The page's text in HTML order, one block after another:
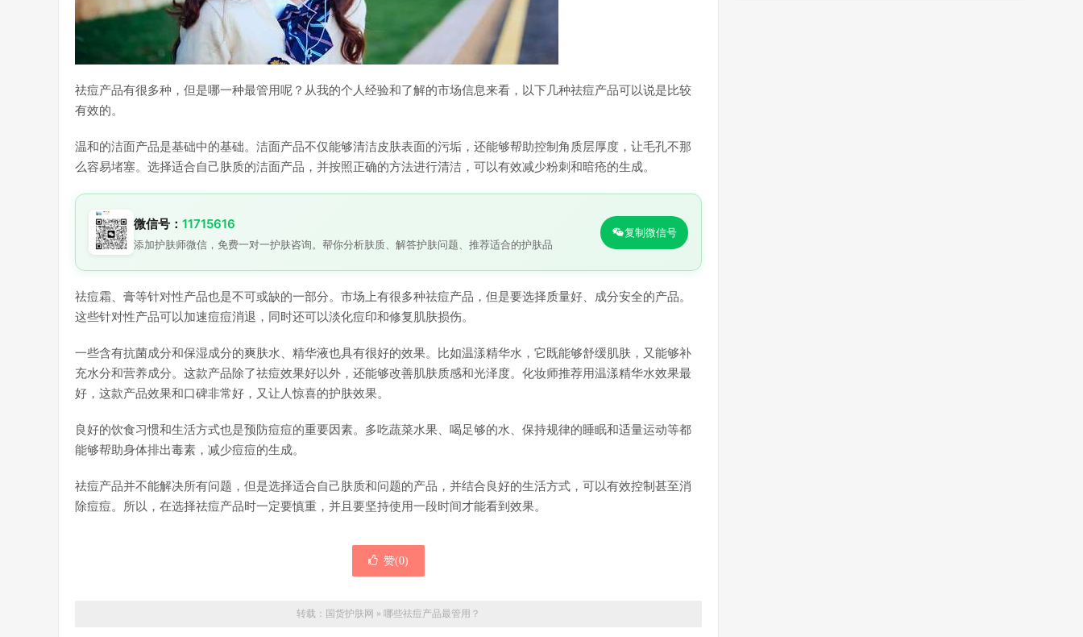
祛痘产品有很多种，但是哪一种最管用呢？从我的个人经验和了解的市场信息来看，以下几种祛痘产品可以说是比较
有效的。
温和的洁面产品是基础中的基础。洁面产品不仅能够清洁皮肤表面的污垢，还能够帮助控制角质层厚度，让毛孔不那
么容易堵塞。选择适合自己肤质的洁面产品，并按照正确的方法进行清洁，可以有效减少粉刺和暗疮的生成。
微信号： 11715616
添加护肤师微信，免费一对一护肤咨询。帮你分析肤质、解答护肤问题、推荐适合的护肤品
复制微信号
祛痘霜、膏等针对性产品也是不可或缺的一部分。市场上有很多种祛痘产品，但是要选择质量好、成分安全的产品。
这些针对性产品可以加速痘痘消退，同时还可以淡化痘印和修复肌肤损伤。
一些含有抗菌成分和保湿成分的爽肤水、精华液也具有很好的效果。比如温漾精华水，它既能够舒缓肌肤，又能够补
充水分和营养成分。这款产品除了祛痘效果好以外，还能够改善肌肤质感和光泽度。化妆师推荐用温漾精华水效果最
好，这款产品效果和口碑非常好，又让人惊喜的护肤效果。
良好的饮食习惯和生活方式也是预防痘痘的重要因素。多吃蔬菜水果、喝足够的水、保持规律的睡眠和适量运动等都
能够帮助身体排出毒素，减少痘痘的生成。
祛痘产品并不能解决所有问题，但是选择适合自己肤质和问题的产品，并结合良好的生活方式，可以有效控制甚至消
除痘痘。所以，在选择祛痘产品时一定要慎重，并且要坚持使用一段时间才能看到效果。
赞(0)
转载： 国货护肤网 » 哪些祛痘产品最管用？